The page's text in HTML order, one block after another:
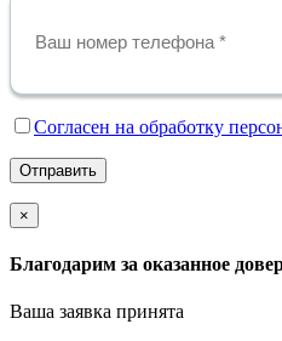
Cогласен на обработку
Отправить
×
Благодарим за оказанное
Ваша заявка принята